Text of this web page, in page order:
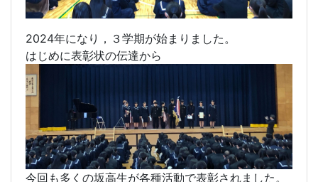
2024年になり，３学期が始まりました。
はじめに表彰状の伝達から